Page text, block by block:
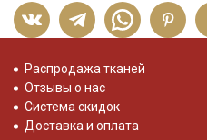
Распродажа тканей
Отзывы о нас
Система скидок
Доставка и оплата